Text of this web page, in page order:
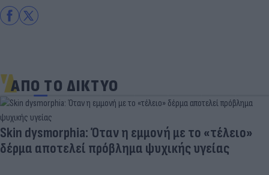
ΑΠΟ ΤΟ ΔΙΚΤΥΟ
Skin dysmorphia: Όταν η εμμονή με το «τέλειο»
δέρμα αποτελεί πρόβλημα ψυχικής υγείας